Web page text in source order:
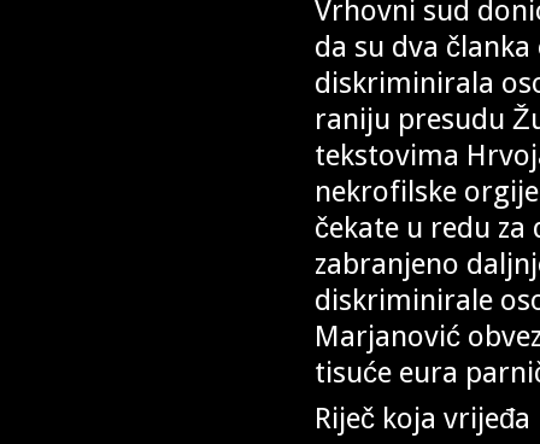
Vrhovni sud
da su dva
diskriminirala
raniju presudu
tekstovima
nekrofilske
čekate u redu
zabranjeno
diskriminirale
Marjanović
tisuće eura
Riječ koja